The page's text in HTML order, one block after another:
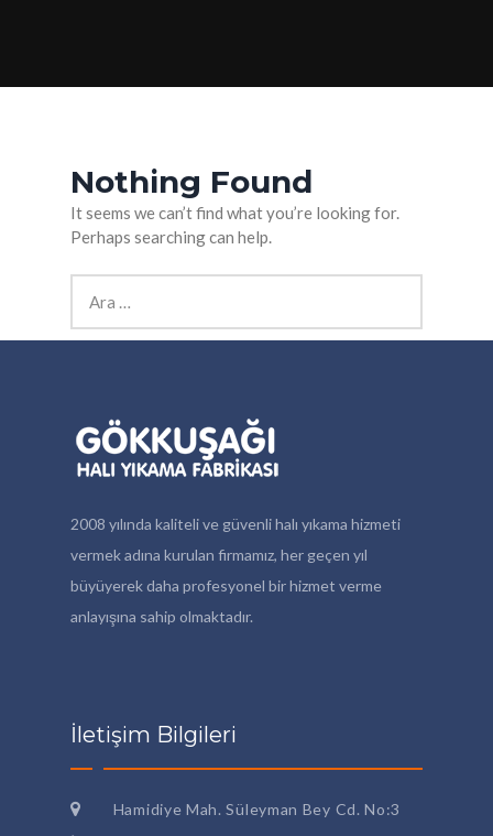
Nothing Found
It seems we can’t find what you’re looking for.
Perhaps searching can help.
2008 yılında kaliteli ve güvenli halı yıkama hizmeti
vermek adına kurulan firmamız, her geçen yıl
büyüyerek daha profesyonel bir hizmet verme
anlayışına sahip olmaktadır.
İletişim Bilgileri
Hamidiye Mah. Süleyman Bey Cd. No:3